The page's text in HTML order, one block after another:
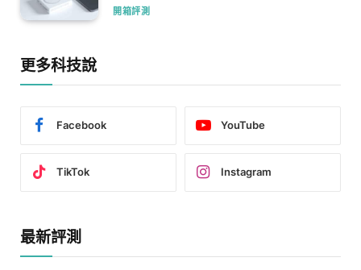
開箱評測
更多科技說
Facebook YouTube
TikTok Instagram
最新評測